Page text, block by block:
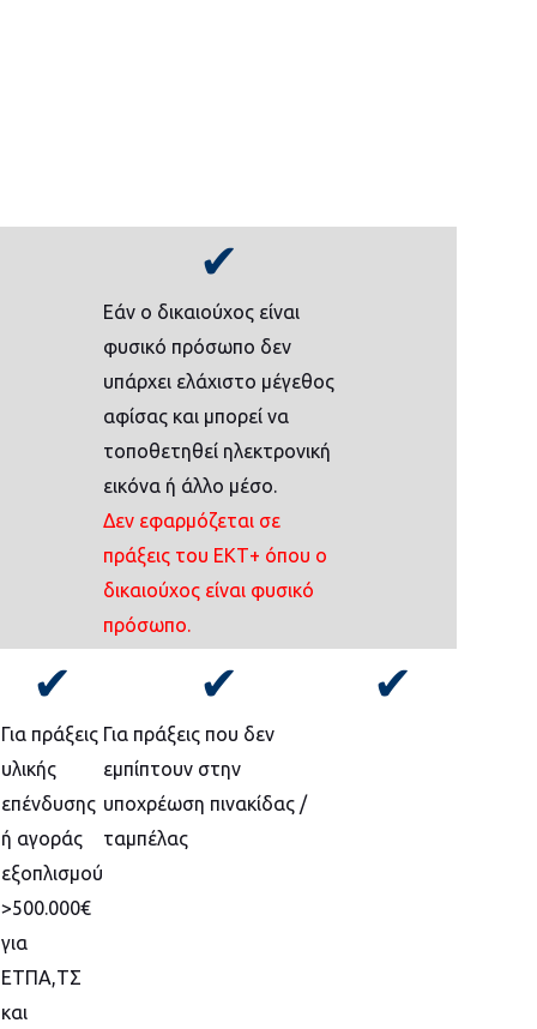
✔
Εάν ο δικαιούχος είναι
φυσικό πρόσωπο δεν
υπάρχει ελάχιστο μέγεθος
αφίσας και μπορεί να
τοποθετηθεί ηλεκτρονική
εικόνα ή άλλο μέσο.
Δεν εφαρμόζεται σε
πράξεις του ΕΚΤ+ όπου ο
δικαιούχος είναι φυσικό
πρόσωπο.
✔
Για πράξεις
υλικής
επένδυσης
ή αγοράς
εξοπλισμού
>500.000€
για
ΕΤΠΑ,ΤΣ
και
✔
Για πράξεις που δεν
εμπίπτουν στην
υποχρέωση πινακίδας /
ταμπέλας
✔